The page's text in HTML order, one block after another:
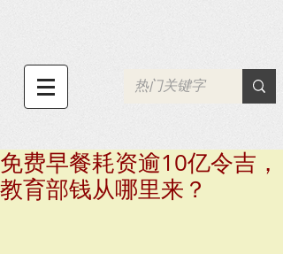
免费早餐耗资逾10亿令吉，
教育部钱从哪里来？